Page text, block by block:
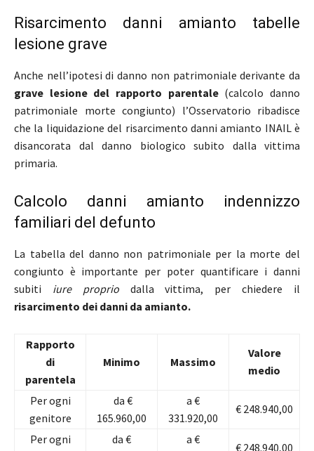
Risarcimento danni amianto tabelle
lesione grave
Anche nell’ipotesi di danno non patrimoniale derivante da
grave lesione del rapporto parentale(calcolo danno
patrimoniale morte congiunto) l’Osservatorio ribadisce
che la liquidazione del risarcimento danni amianto INAIL è
disancorata dal danno biologico subito dalla vittima
primaria.
Calcolo danni amianto indennizzo
familiari del defunto
La tabella del danno non patrimoniale per la morte del
congiunto è importante per poter quantificare i danni
subiti iure propriodalla vittima, per chiedere il
risarcimento dei danni da amianto.
Rapporto
di
parentela
Minimo Massimo
Valore
medio
Per ogni
genitore
da €
165.960,00
a €
331.920,00
€ 248.940,00
Per ogni
da €
a €
€ 248.940,00